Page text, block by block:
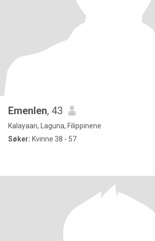
Emenlen, 43
Kalayaan, Laguna, Filippinene
Søker: Kvinne 38 - 57